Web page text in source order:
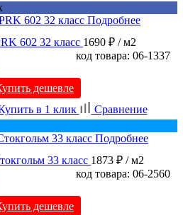
Подробнее
602 32 класс 1690 ₽ / м2
код товара: 06-1337
дешевле
в 1 клик
Сравнение
Подробнее
33 класс 1873 ₽ / м2
код товара: 06-2560
дешевле